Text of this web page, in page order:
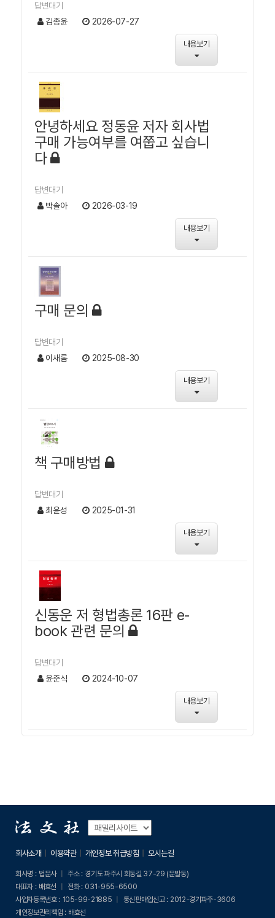
답변대기
김종윤
2026-07-27
내용보기
안녕하세요 정동윤 저자 회사법
구매 가능여부를 여쭙고 싶습니
다
답변대기
박솔아
2026-03-19
내용보기
구매 문의
답변대기
이새롬
2025-08-30
내용보기
책 구매방법
답변대기
최윤성
2025-01-31
내용보기
신동운 저 형법총론 16판 e-
book 관련 문의
답변대기
윤준식
2024-10-07
내용보기
회사소개 이용약관 개인정보 취급방침 오시는길
회사명 : 법문사 주소 : 경기도 파주시 회동길 37-29 (문발동)
대표자 : 배효선 전화 : 031-955-6500
사업자등록번호 : 105-99-21885 통신판매업신고 : 2012-경기파주-3606
개인정보관리책임 : 배효선